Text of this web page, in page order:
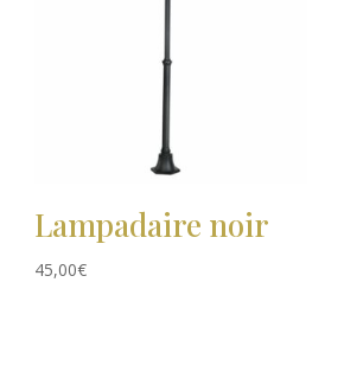
Lampadaire noir
45,00€